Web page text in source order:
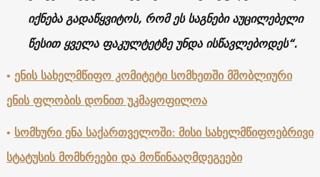
იქნება გადაწყვიტოს, რომ ეს საგნები აუცილებელი
წესით ყველა ფაკულტეტზე უნდა ისწავლებოდეს“.
• ენის სახელმწიფო კომიტეტი სომხეთში მშობლიური
ენის ფლობის დონით უკმაყოფილოა
• სომხური ენა საქართველოში: მისი სახელმწიფოებრივი
სტატუსის მომხრეები და მოწინააღმდეგეები